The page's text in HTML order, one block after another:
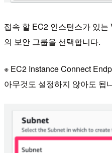
접속 할 EC2 인스턴스가 있
의 보안 그룹을 선택합니다.
※ EC2 Instance Connect
아무것도 설정하지 않아도 됩